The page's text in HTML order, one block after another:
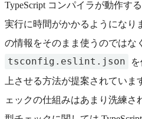
TypeScript コンパイラが動作す
実行に時間がかかるようになり
の情報をそのまま使うのではな
tsconfig.eslint.json
上させる方法が提案されてい
ェックの仕組みはあまり洗練さ